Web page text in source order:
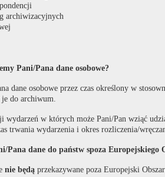
archiwizacyjnych
Pani/Pana dane osobowe?
dane osobowe przez czas określony w
do archiwum.
wydarzeń w których może Pani/Pan wziąć
trwania wydarzenia i okres rozliczenia/
Pana dane do państw spoza Europejskiego
nie będą przekazywane poza Europejski